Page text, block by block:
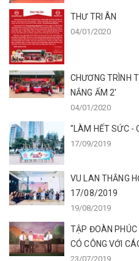
THƯ TRI ÂN
04/01/2020
CHƯƠNG TRÌNH
NẮNG ẤM 2'
04/01/2020
"LÀM HẾT SỨC -
17/09/2019
VU LAN THẮNG
17/08/2019
19/08/2019
TẬP ĐOÀN PHÚC
CÓ CÔNG VỚI
23/07/2019